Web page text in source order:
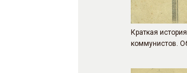
Краткая
коммунистов.